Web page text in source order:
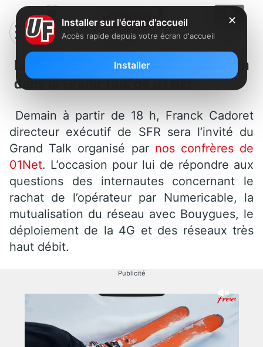
Le directeur exécutif de SFR demain
dans le Grand Talk de 01Net
Demain à partir de 18 h, Franck Cadoret
directeur exécutif de SFR sera l’invité du
Grand Talk organisé par nos confrères de
01Net. L’occasion pour lui de répondre aux
questions des internautes concernant le
rachat de l’opérateur par Numericable, la
mutualisation du réseau avec Bouygues, le
déploiement de la 4G et des réseaux très
haut débit.
Publicité
✕
Installer sur l'écran d'accueil
Accès rapide depuis votre écran d'accueil
Installer